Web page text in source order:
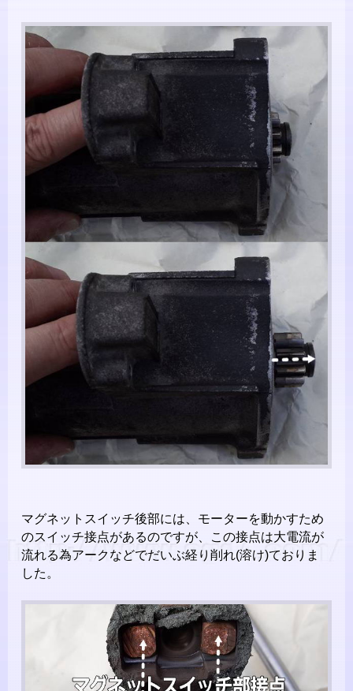
マグネットスイッチ後部には、モーターを動かすため
のスイッチ接点があるのですが、この接点は大電流が
流れる為アークなどでだいぶ経り削れ(溶け)ておりま
した。